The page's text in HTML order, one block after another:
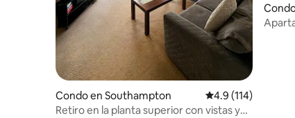
Condo en Southampton Calificación
4.9 (114)
Retiro en la planta superior con vistas y